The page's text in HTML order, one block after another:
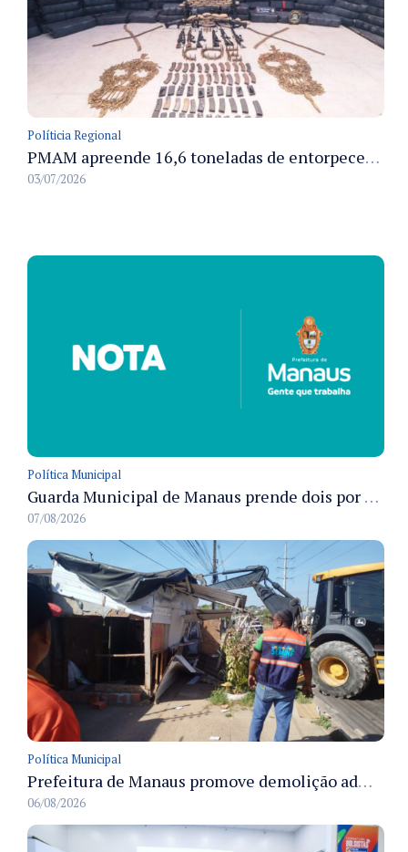
Políticia Regional
PMAM apreende 16,6 toneladas de entorpecentes e registra aumento nas prisões em flagrante e nas capturas de foragidos no primeiro semestre de 2026
03/07/2026
Política Municipal
Guarda Municipal de Manaus prende dois por tráfico e resgata ave silvestre em ações nas zonas Leste e Norte
07/08/2026
Política Municipal
Prefeitura de Manaus promove demolição administrativa de cinco estruturas que ocupavam calçada pública
06/08/2026